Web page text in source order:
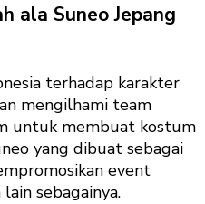
ala Suneo Jepang
terhadap karakter
mengilhami team
untuk membuat kostum
yang dibuat sebagai
event
sebagainya.